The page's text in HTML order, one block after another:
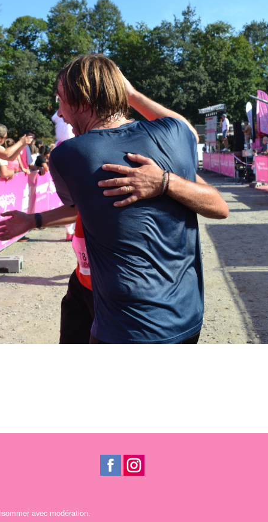
avec modération.